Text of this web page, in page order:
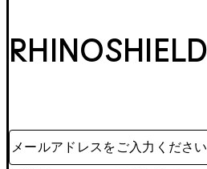
メールアドレスをご入力ください